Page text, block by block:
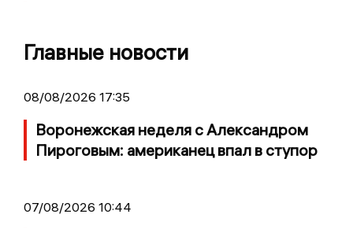
Главные новости
08/08/2026 17:35
Воронежская неделя с Александром
Пироговым: американец впал в ступор
07/08/2026 10:44